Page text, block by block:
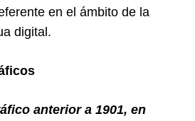
en el ámbito de la
digital.
anterior a 1901, en